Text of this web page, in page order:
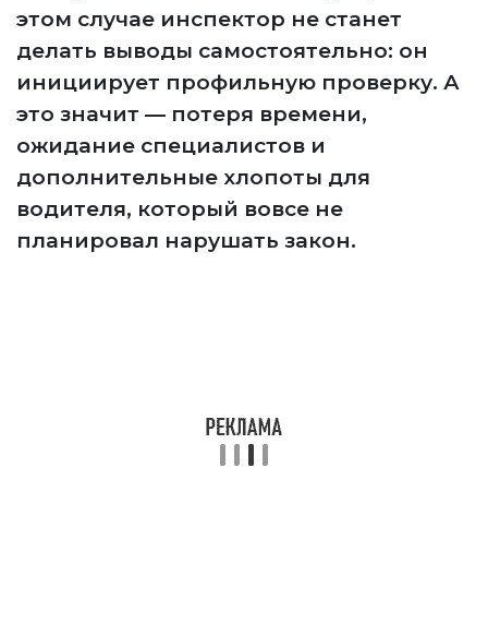
этом случае инспектор не станет
делать выводы самостоятельно: он
инициирует профильную проверку. А
это значит — потеря времени,
ожидание специалистов и
дополнительные хлопоты для
водителя, который вовсе не
планировал нарушать закон.